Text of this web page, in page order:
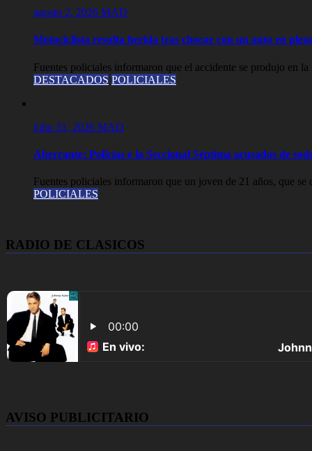
agosto 2, 2026 MAD
Motociclista resulta herida tras chocar con un auto en
Fuentes policiales informaron que el accidente se produjo en
DESTACADOS POLICIALES
julio 31, 2026 MAD
Aberrante: Policías e la Seccional Séptima acusados de
Fuentes policiales informaron que un joven de 21 años, que
POLICIALES
RADIO DE CLASICOS
AVISO PUBLICITARIO